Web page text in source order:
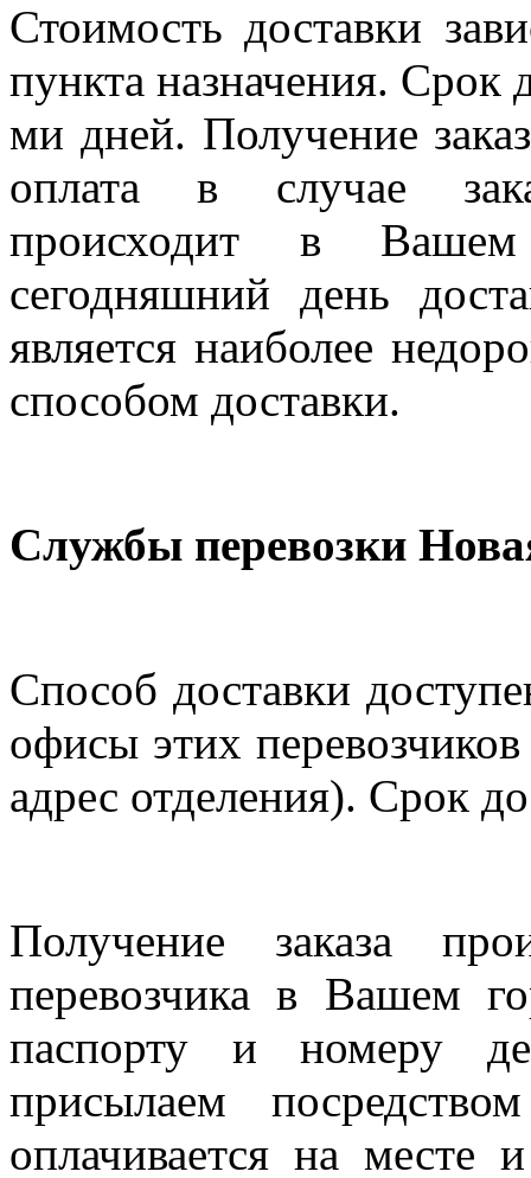
Стоимость доставки
пункта назначения. Срок
ми дней. Получение
оплата в случае
происходит в
сегодняшний день
является наиболее
способом доставки.
Службы перевозки
Способ доставки
офисы этих
адрес отделения). Срок
Получение заказа
перевозчика в Вашем
паспорту и номеру
присылаем
оплачивается на месте